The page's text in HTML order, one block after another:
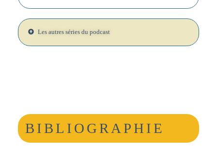
Les autres séries du podcast
BIBLIOGRAPHIE